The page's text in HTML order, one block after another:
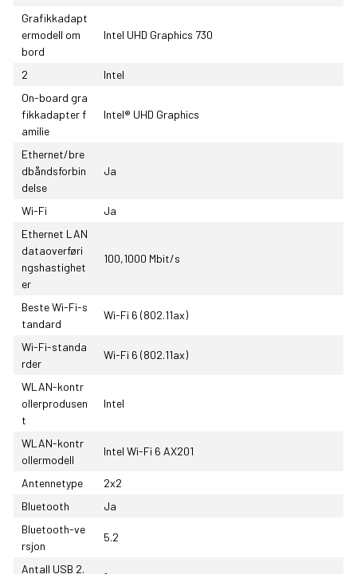
Grafikkadapt
ermodell om
bord
Intel UHD Graphics 730
2
Intel
On-board gra
fikkadapter f
amilie
Intel® UHD Graphics
Ethernet/bre
dbåndsforbin
delse
Ja
Wi-Fi
Ja
Ethernet LAN
dataoverføri
ngshastighet
er
100,1000 Mbit/s
Beste Wi-Fi-s
tandard
Wi-Fi 6 (802.11ax)
Wi-Fi-standa
rder
Wi-Fi 6 (802.11ax)
WLAN-kontr
ollerprodusen
t
Intel
WLAN-kontr
ollermodell
Intel Wi-Fi 6 AX201
Antennetype
2x2
Bluetooth
Ja
Bluetooth-ve
rsjon
5.2
Antall USB 2.